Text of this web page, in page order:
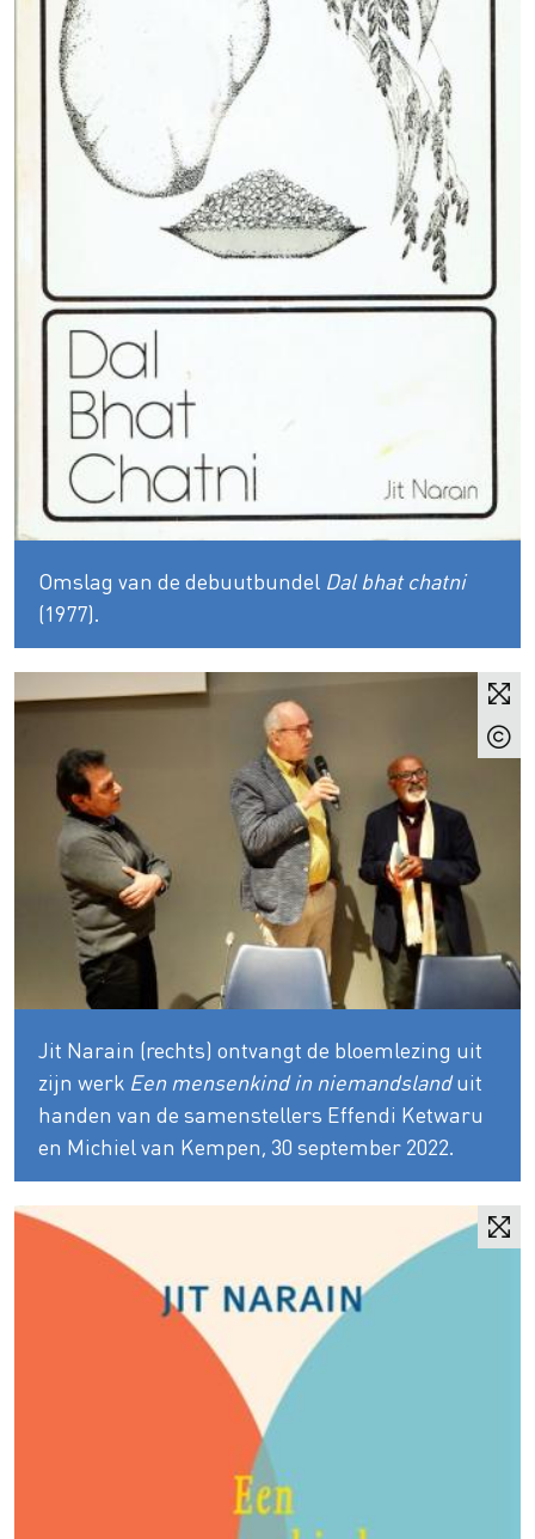
Omslag van de debuutbundel Dal bhat chatni
(1977).
Jit Narain (rechts) ontvangt de bloemlezing uit
zijn werk Een mensenkind in niemandslanduit
handen van de samenstellers Effendi Ketwaru
en Michiel van Kempen, 30 september 2022.